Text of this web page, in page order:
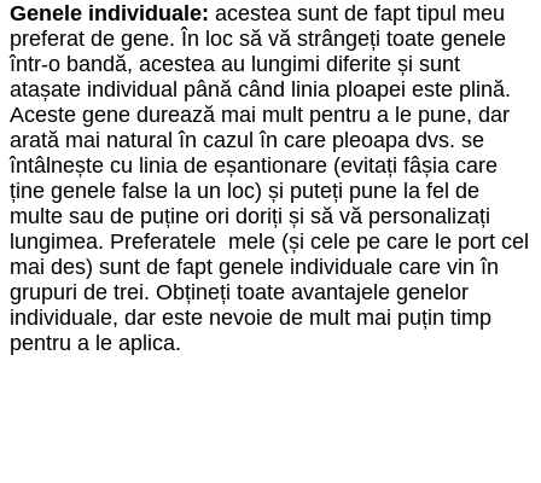
Genele individuale: acestea sunt de fapt tipul meu
preferat de gene. În loc să vă strângeți toate genele
într-o bandă, acestea au lungimi diferite și sunt
atașate individual până când linia ploapei este plină.
Aceste gene durează mai mult pentru a le pune, dar
arată mai natural în cazul în care pleoapa dvs. se
întâlnește cu linia de eșantionare (evitați fâșia care
ține genele false la un loc) și puteți pune la fel de
multe sau de puține ori doriți și să vă personalizați
lungimea. Preferatele mele (și cele pe care le port cel
mai des) sunt de fapt genele individuale care vin în
grupuri de trei. Obțineți toate avantajele genelor
individuale, dar este nevoie de mult mai puțin timp
pentru a le aplica.